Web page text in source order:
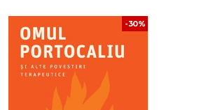
-30%